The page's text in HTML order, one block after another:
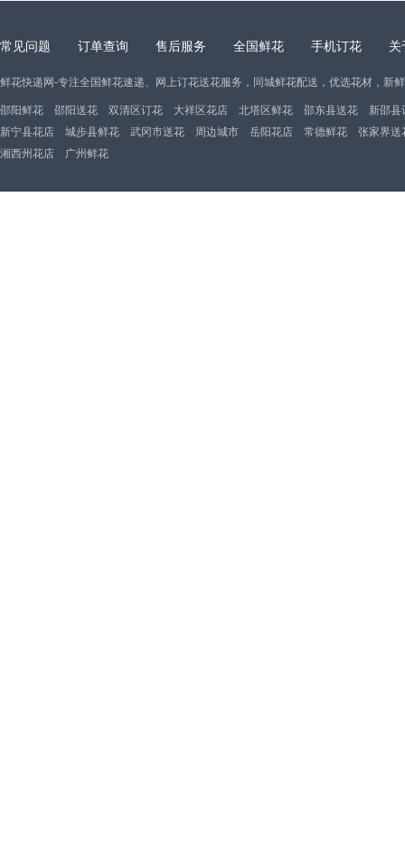
常见问题 订单查询 售后服务 全国鲜花 手机订花 关
鲜花快递网-专注全国鲜花速递、网上订花送花服务，同城鲜花配送，优选花材，新
邵阳鲜花 邵阳送花 双清区订花 大祥区花店 北塔区鲜花 邵东县送花
新邵县
新宁县花店
城步县鲜花 武冈市送花 周边城市 岳阳花店 常德鲜花
张家界送
湘西州花店
广州鲜花